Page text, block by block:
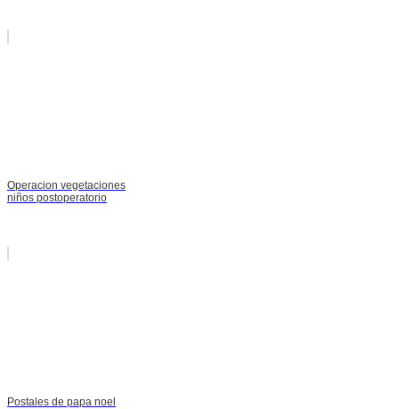
Operacion vegetaciones
niños postoperatorio
Postales de papa noel